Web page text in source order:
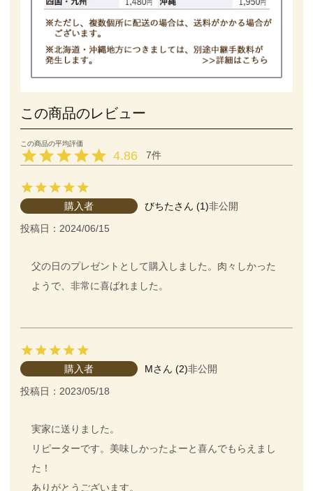
この商品のレビュー
4.86 7
びちた 1
購入者 非公開
投稿日 2024/06/15
父の日のプレゼントとして購入しました。肉々しかった
ようで、非常に喜ばれました。
M 2
購入者 非公開
投稿日 2023/05/18
実家に送りました。
リピーターです。美味しかったよーと喜んでもらえまし
た！
ありがとうございます。